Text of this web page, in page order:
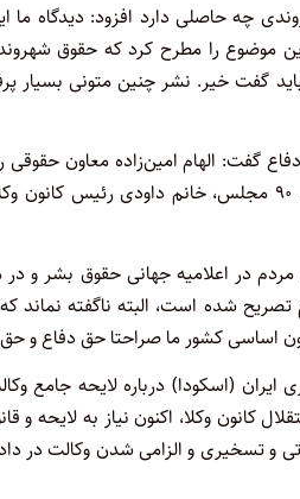
چه حاصلی دارد افزود: دیدگاه
موضوع را مطرح کرد که حقوق
خیر. نشر چنین متونی بسیار
گفت:‌ الهام امین‌زاده معاون
رئیس کانون مرکز، پورمختار رئیس کمیسیون اصل ۹۰
در اعلامیه جهانی حقوق بشر و
شده است، البته ناگفته نماند
(اسکودا) درباره لایحه جامع
کانون وکلا، اکنون نیاز به
و تسخیری و الزامی شدن وکالت